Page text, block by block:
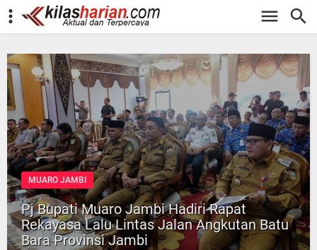
-->
MUARO JAMBI
Pj Bupati Muaro Jambi Hadiri Rapat
Rekayasa Lalu Lintas Jalan Angkutan Batu
Bara Provinsi Jambi